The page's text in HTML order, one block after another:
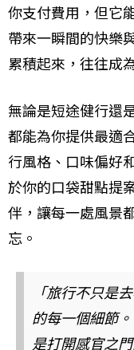
你支付費用，但它
帶來一瞬間的快樂
累積起來，往往成
無論是短途健行還
都能為你提供最適
行風格、口味偏好
於你的口袋甜點提
伴，讓每一處風景
忘。
「旅行不只是
的每一個細節
是打開感官之